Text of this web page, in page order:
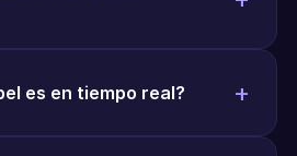
es en tiempo real?